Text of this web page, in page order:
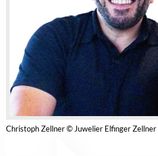
Der Verlobungsring
im Kopf bleibt
(Teil 2) Sichtbarkeit